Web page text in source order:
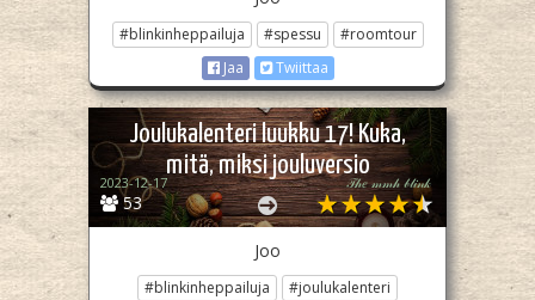
#blinkinheppailuja #spessu
#roomtour
Jaa
Twiittaa
Joulukalenteri luukku 17! Kuka,
mitä, miksi jouluversio
53
2023-12-17 𝒯𝒽𝑒 𝓂𝓂𝒽 𝒷𝓁𝒾𝓃𝓀
Joo
#blinkinheppailuja
#joulukalenteri